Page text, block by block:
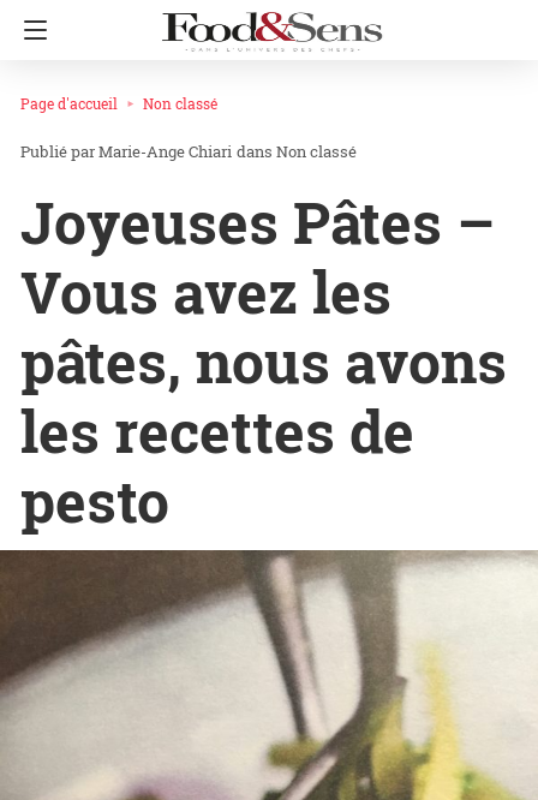
Page d'accueil Non classé
Marie-Ange Chiari dans Non classé
Joyeuses Pâtes –
Vous avez les
pâtes, nous avons
les recettes de
pesto